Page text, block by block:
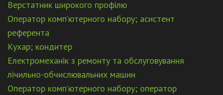
Верстатник широкого профілю
Оператор комп’ютерного набору; асистент
референта
Кухар; кондитер
Електромеханік з ремонту та обслуговування
лічильно-обчислювальних машин
Оператор комп’ютерного набору; оператор